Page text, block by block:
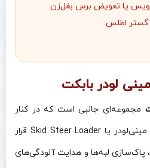
یا تعویض برس بغل‌زن
گستر اطلس
لودر بابکت
مجموعه‌ای جانبی است که در کنار
صنعتی قابل نصب روی مینی‌لودر یا Skid Steer Loader قرار
لبه‌ها و هدایت آلودگی‌های